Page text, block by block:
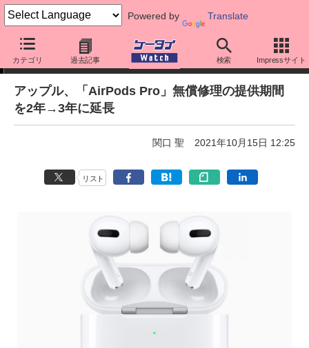
Powered by Translate
カテゴリ 過去記事 検索 Impressサイト
ニュース
アップル、「AirPods Pro」無償修理の提供期間
を2年→3年に延長
関口 聖 2021年10月15日 12:25
リスト